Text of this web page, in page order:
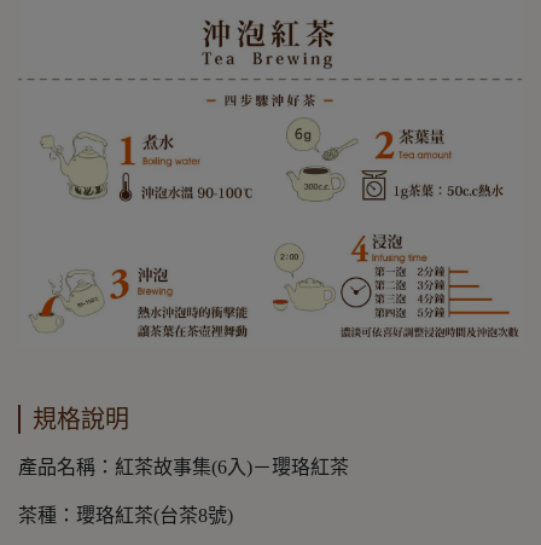
規格說明
產品名稱：紅茶故事集(6入)－瓔珞紅茶
茶種：瓔珞紅茶(台茶8號)